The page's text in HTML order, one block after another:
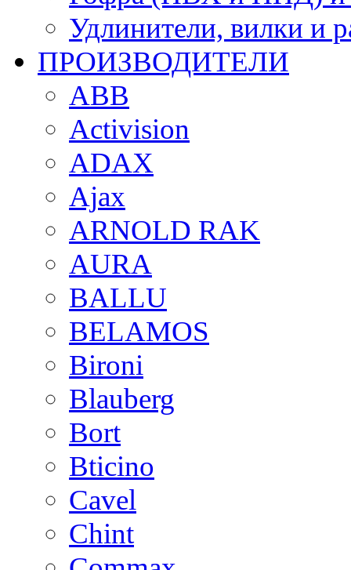
Удлинители, вилки и
ПРОИЗВОДИТЕЛИ
ABB
Activision
ADAX
Ajax
ARNOLD RAK
AURA
BALLU
BELAMOS
Bironi
Blauberg
Bort
Bticino
Cavel
Chint